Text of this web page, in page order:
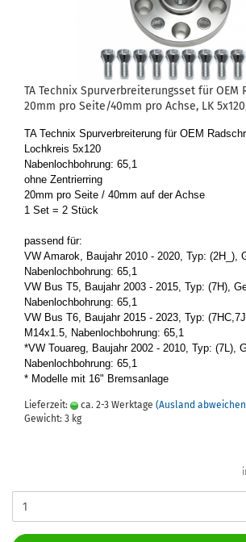
TA Tech­nix Spur­ver­brei­te­rungs­set für OEM
20mm pro Seite/40mm pro Achse, LK
TA Tech­nix Spur­ver­brei­te­rung für OEM
Loch­kreis 5x120
Na­ben­loch­boh­rung: 65,1
ohne Zen­trier­ring
20mm pro Seite / 40mm auf der Achse
1 Set = 2 Stück
pas­send für:
VW Ama­rok, Bau­jahr 2010 - 2020, Typ: (2H_),
Na­ben­loch­boh­rung: 65,1
VW Bus T5, Bau­jahr 2003 - 2015, Typ: (7H),
Na­ben­loch­boh­rung: 65,1
VW Bus T6, Bau­jahr 2015 - 2023, Typ:
M14x1.5, Na­ben­loch­boh­rung: 65,1
*VW Tou­a­reg, Bau­jahr 2002 - 2010, Typ: (7L),
Na­ben­loch­boh­rung: 65,1
* Mo­del­le mit 16" Brems­an­la­ge
Lieferzeit: ca. 2-3 Werktage (Ausland
Gewicht: 3 kg